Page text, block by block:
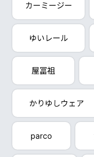
カーミージー
ゆいレール
屋冨祖
かりゆしウェア
parco